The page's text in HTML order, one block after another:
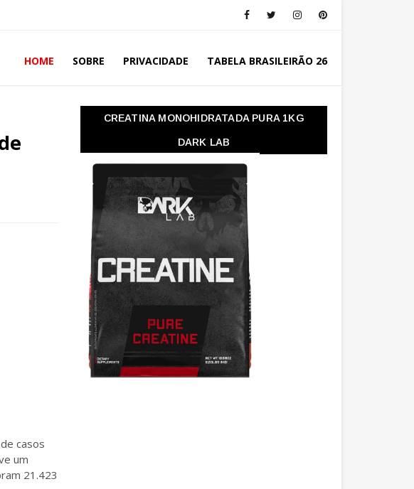
HOME SOBRE PRIVACIDADE TABELA BRASILEIRÃO 26
casos
um
21.423
CREATINA MONOHIDRATADA PURA 1KG
DARK LAB